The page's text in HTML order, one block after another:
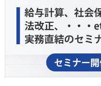
TEL：03-5217-2670 FAX
〒101-0062 東京都千代
ニオンビル6階